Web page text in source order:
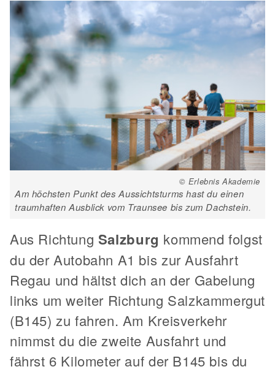
© Erlebnis Akademie
Am höchsten Punkt des Aussichtsturms hast du einen
traumhaften Ausblick vom Traunsee bis zum Dachstein.
Aus Richtung Salzburg kommend folgst
du der Autobahn A1 bis zur Ausfahrt
Regau und hältst dich an der Gabelung
links um weiter Richtung Salzkammergut
(B145) zu fahren. Am Kreisverkehr
nimmst du die zweite Ausfahrt und
fährst 6 Kilometer auf der B145 bis du